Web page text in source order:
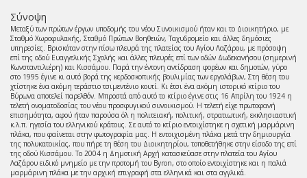
Σύνοψη
Μεταξύ των πρώτων έργων υποδομής του νέου Συνοικισμού ήταν και το Διοικητήριο, με
Σταθμό Χωροφυλακής, Σταθμό Πρώτων Βοηθειών, Ταχυδρομείο και άλλες δημόσιες
υπηρεσίες. Βρισκόταν στην πίσω πλευρά της πλατείας του Αγίου Λαζάρου, με πρόσοψη
επί της οδού Ευαγγελικής Σχολής και άλλες πλευρές επί των οδών Δωδεκανήσου (σημερινή
Κωνσταντιλιέρη) και Κισσάμου. Παρά την έντονη αντίδραση φορέων και δημοτών, γύρο
στο 1995 έγινε κι αυτό βορά της κερδοσκοπικής βουλιμίας των εργολάβων, Στη θέση του
χτίστηκε ένα ακόμη τεράστιο τσιμεντένιο κουτί. Κι έτσι ένα ακόμη ιστορικό κτίριο του
Βύρωνα αποτελεί παρελθόν. Μπροστά από αυτό το κτίριο έγινε στις 16 Απρίλη του 1924 η
τελετή ονοματοδοσίας του νέου προσφυγικού συνοικισμού. Η τελετή είχε πρωτοφανή
επισημότητα, αφού ήταν παρούσα όλ η πολιτειακή, πολιτική, στρατιωτική, εκκλησιαστική
κ.λ.π. ηγεσία του ελληνικού κράτους. Σε αυτό το κτίριο εντοιχίστηκε η σχετική μαρμάρινη
πλάκα, που φαίνεται στην φωτογραφία μας. Η εντοιχισμένη πλάκα μετά την δημιουργία
της πολυκατοικίας, που πήρε τη θέση του Διοικητηρίου, τοποθετήθηκε στην είσοδο της επί
της οδού Κισσάμου. Το 2004 η Δημοτική Αρχή κατασκεύασε στην πλατεία του Αγίου
Λαζάρου ειδικό μνημείο με την προτομή του Byron, στο οποίο εντοιχίστηκε και η παλιά
μαρμάρινη πλάκα με την αρχική επιγραφή στα ελληνικά και στα αγγλικά.